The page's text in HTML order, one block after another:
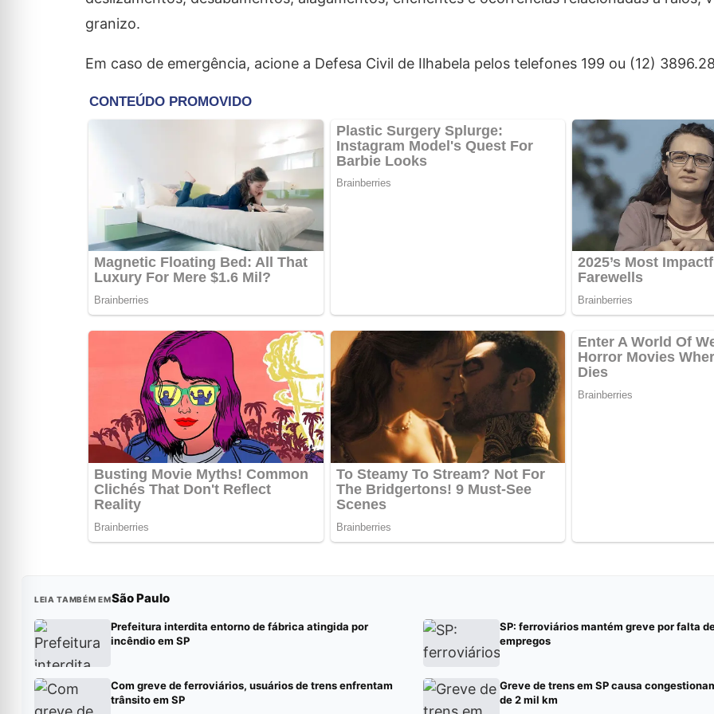
granizo.
Em caso de emergência, acione a Defesa Civil de Ilhabela pelos telefones 199 ou (12)
LEIA TAMBÉM EMSão Paulo
Prefeitura interdita entorno de fábrica atingida por
incêndio em SP
SP: ferroviários mantém greve por falta
empregos
Com greve de ferroviários, usuários de trens enfrentam
trânsito em SP
Greve de trens em SP causa
de 2 mil km